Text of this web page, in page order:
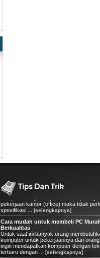
5 Tips Membeli Komputer Rakitan
1. Fungsi komputer mau untuk apa? Jika
komputer hanya ditujukan untuk
pekerjaan kantor (office) maka tidak
spesifikasi ...
Cara mudah untuk membeli PC
Berkualitas
Untuk saat ini banyak orang